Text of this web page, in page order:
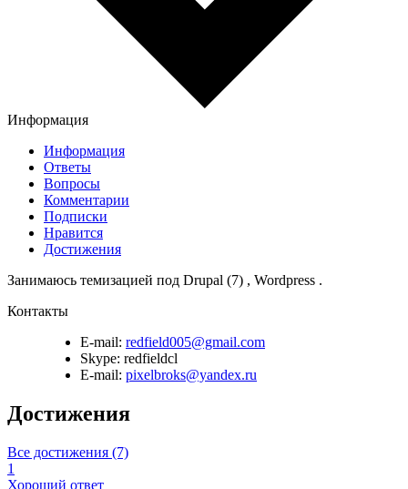
Информация
Информация
Ответы
Вопросы
Комментарии
Подписки
Нравится
Достижения
Занимаюсь темизацией под Drupal (7) , Wordpress .
Контакты
E-mail: redfield005@gmail.com
Skype: redfieldcl
E-mail: pixelbroks@yandex.ru
Достижения
Все достижения (7)
1
Хороший ответ